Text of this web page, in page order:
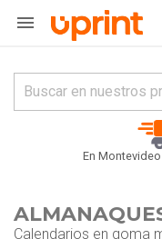

En
Calendarios en goma